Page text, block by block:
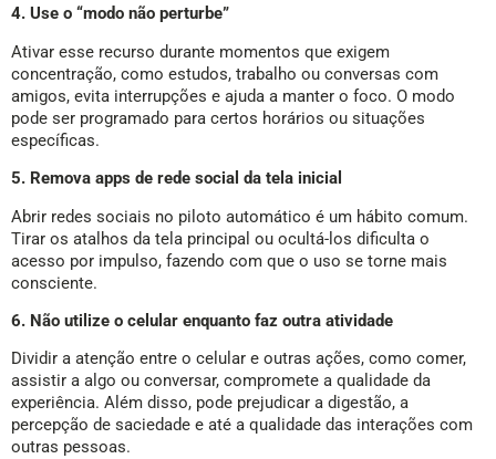
4. Use o “modo não perturbe”
Ativar esse recurso durante momentos que exigem
concentração, como estudos, trabalho ou conversas com
amigos, evita interrupções e ajuda a manter o foco. O modo
pode ser programado para certos horários ou situações
específicas.
5. Remova apps de rede social da tela inicial
Abrir redes sociais no piloto automático é um hábito comum.
Tirar os atalhos da tela principal ou ocultá-los dificulta o
acesso por impulso, fazendo com que o uso se torne mais
consciente.
6. Não utilize o celular enquanto faz outra atividade
Dividir a atenção entre o celular e outras ações, como comer,
assistir a algo ou conversar, compromete a qualidade da
experiência. Além disso, pode prejudicar a digestão, a
percepção de saciedade e até a qualidade das interações com
outras pessoas.